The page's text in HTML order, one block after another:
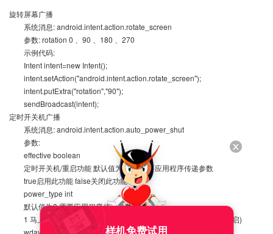
旋转屏幕广播
系统消息: android.intent.action.rotate_screen
参数: rotation 0 、90 、180 、270
示例代码:
Intent intent=new Intent();
intent.setAction("android.intent.action.rotate_screen");
intent.putExtra("rotation","90");
sendBroadcast(intent);
定时开关机广播
系统消息: android.intent.action.auto_power_shut
参数:
effective boolean
定时开关机/重启功能 默认值为flase 需要应用程序传递参数
true启用此功能 false关闭此功能
power_type int
默认值为3 需要应用程序传递参数
1 马上重启 2 马上关机 3 定时开关机 4 定时重启 5 定时开关机(重启)
wday int
样机免费试用